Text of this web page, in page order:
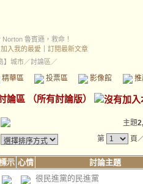
Norton 魯賓遜，救命！
加入我的最愛
訂閱最新文章
】城市／討論區／
精華區 投票區 影像館
論區 （所有討論版）
主題
第
頁
示 心情
討論主題
很民進黨的民進黨